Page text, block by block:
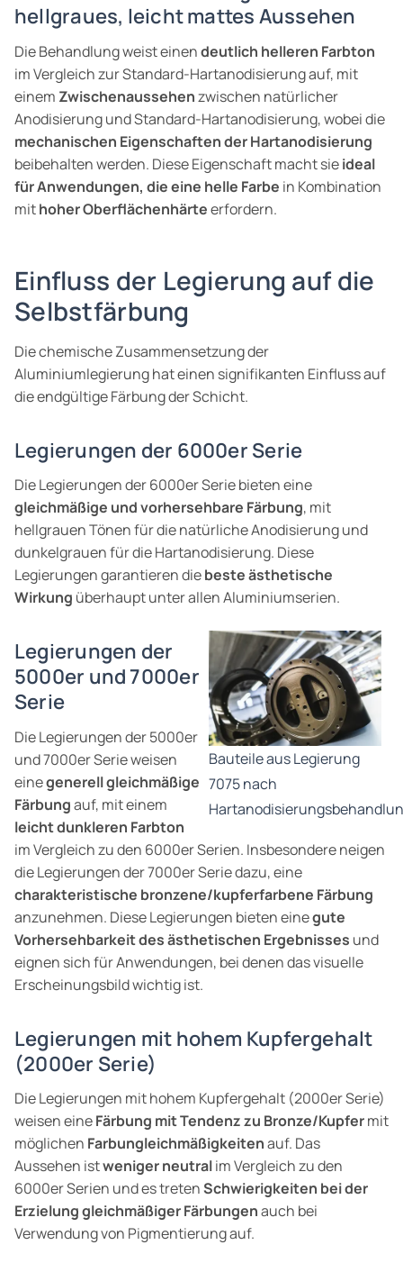
hellgraues, leicht mattes Aussehen
Die Behandlung weist einendeutlich helleren Farbton
im Vergleich zur Standard-Hartanodisierung auf, mit
einem Zwischenaussehenzwischen natürlicher
Anodisierung und Standard-Hartanodisierung, wobei die
mechanischen Eigenschaften der Hartanodisierung
beibehalten werden. Diese Eigenschaft macht sieideal
für Anwendungen, die eine helle Farbe in Kombination
mithoher Oberflächenhärteerfordern.
Einfluss der Legierung auf die
Selbstfärbung
Die chemische Zusammensetzung der
Aluminiumlegierung hat einen signifikanten Einfluss auf
die endgültige Färbung der Schicht.
Legierungen der 6000er Serie
Die Legierungen der 6000er Serie bieten eine
gleichmäßige und vorhersehbare Färbung, mit
hellgrauen Tönen für die natürliche Anodisierung und
dunkelgrauen für die Hartanodisierung. Diese
Legierungen garantieren diebeste ästhetische
Wirkung überhaupt unter allen Aluminiumserien.
Bauteile aus Legierung
7075 nach
Legierungen der
5000er und 7000er
Serie
Die Legierungen der 5000er
und 7000er Serie weisen
einegenerell gleichmäßige
Färbungauf, mit einem
leicht dunkleren Farbton
im Vergleich zu den 6000er Serien. Insbesondere neigen
die Legierungen der 7000er Serie dazu, eine
charakteristische bronzene/kupferfarbene Färbung
anzunehmen. Diese Legierungen bieten einegute
Vorhersehbarkeit des ästhetischen Ergebnisses und
eignen sich für Anwendungen, bei denen das visuelle
Erscheinungsbild wichtig ist.
Legierungen mit hohem Kupfergehalt
(2000er Serie)
Die Legierungen mit hohem Kupfergehalt (2000er Serie)
weisen eineFärbung mit Tendenz zu Bronze/Kupfermit
möglichen Farbungleichmäßigkeitenauf. Das
Aussehen istweniger neutralim Vergleich zu den
6000er Serien und es tretenSchwierigkeiten bei der
Erzielung gleichmäßiger Färbungenauch bei
Verwendung von Pigmentierung auf.